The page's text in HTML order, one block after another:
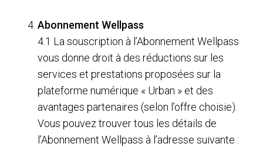
Abonnement Wellpass
4.1 La souscription à l’Abonnement Wellpass
vous donne droit à des réductions sur les
services et prestations proposées sur la
plateforme numérique « Urban » et des
avantages partenaires (selon l’offre choisie).
Vous pouvez trouver tous les détails de
l’Abonnement Wellpass à l’adresse suivante :